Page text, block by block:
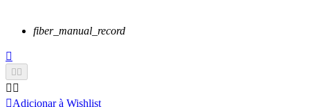
fiber_manual_record

 
 
Adicionar à Wishlist